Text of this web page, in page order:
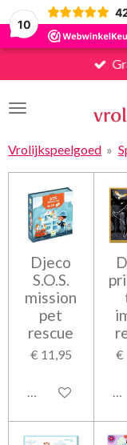
10
Vrolijkspeelgoed »
Djeco
S.O.S.
mission
pet
rescue
€ 11,95
In winkelwagen
€
In